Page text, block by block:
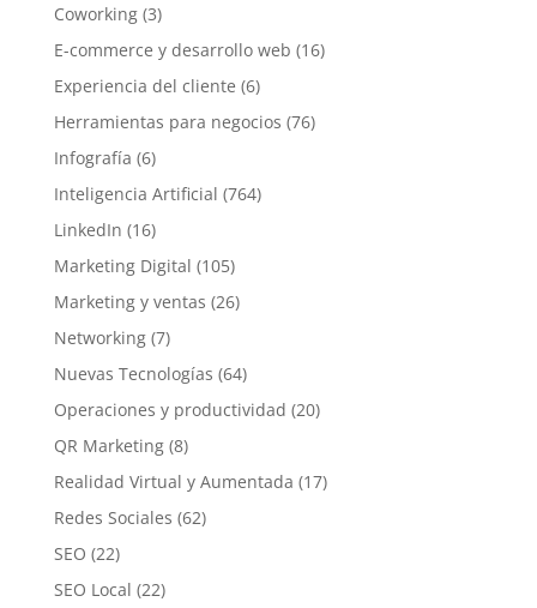
Coworking(3)
E-commerce y desarrollo web (16)
Experiencia del cliente (6)
Herramientas para negocios (76)
Infografía (6)
Inteligencia Artificial (764)
LinkedIn (16)
Marketing Digital (105)
Marketing y ventas (26)
Networking(7)
Nuevas Tecnologías (64)
Operaciones y productividad (20)
QR Marketing(8)
Realidad Virtual y Aumentada (17)
Redes Sociales (62)
SEO (22)
SEO Local (22)